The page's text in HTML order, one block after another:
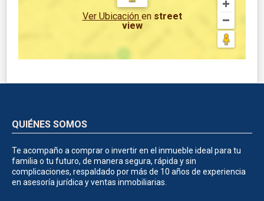
Ver Ubicación en street
view
QUIÉNES SOMOS
Te acompaño a comprar o invertir en el inmueble ideal para tu
familia o tu futuro, de manera segura, rápida y sin
complicaciones, respaldado por más de 10 años de experiencia
en asesoría jurídica y ventas inmobiliarias.